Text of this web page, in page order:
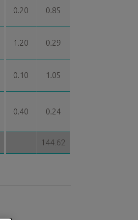
0.20 0.85
1.20 0.29
0.10 1.05
0.40 0.24
144.62